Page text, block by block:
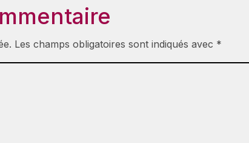
Les champs obligatoires sont indiqués avec *